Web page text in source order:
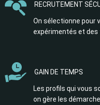
RECRUTEMENT
On sélectionne pour
expérimentés et des
GAIN DE TEMPS
Les profils qui vous
on gère les